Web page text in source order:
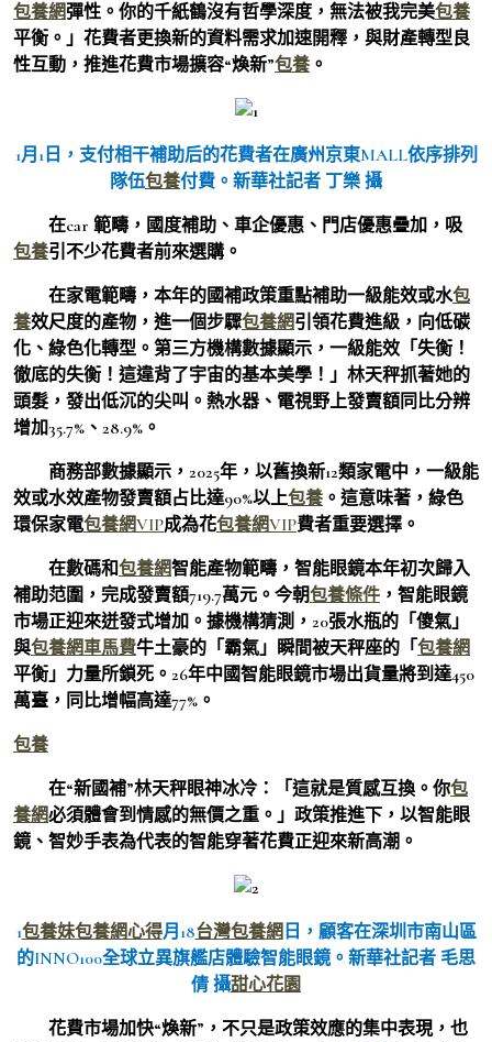
包養網彈性。你的千紙鶴沒有哲學深度，無法被我完美包養
平衡。」花費者更換新的資料需求加速開釋，與財產轉型良
性互動，推進花費市場擴容“煥新”包養 。
1月1日，支付相干補助后的花費者在廣州京東MALL依序排列
隊伍包養付費。新華社記者 丁樂 攝
在car 範疇，國度補助、車企優惠、門店優惠疊加，吸
包養引不少花費者前來選購。
在家電範疇，本年的國補政策重點補助一級能效或水包
養效尺度的產物，進一個步驟包養網引領花費進級，向低碳
化、綠色化轉型。第三方機構數據顯示，一級能效「失衡！
徹底的失衡！這違背了宇宙的基本美學！」林天秤抓著她的
頭髮，發出低沉的尖叫。熱水器、電視野上發賣額同比分辨
增加35.7%、28.9%。
商務部數據顯示，2025年，以舊換新12類家電中，一級能
效或水效產物發賣額占比達90%以上包養 。這意味著，綠色
環保家電包養網VIP成為花包養網VIP費者重要選擇。
在數碼和包養網智能產物範疇，智能眼鏡本年初次歸入
補助范圍，完成發賣額719.7萬元。今朝包養條件 ，智能眼鏡
市場正迎來迸發式增加。據機構猜測，20張水瓶的「傻氣」
與包養網車馬費牛土豪的「霸氣」瞬間被天秤座的「包養網
平衡」力量所鎖死。26年中國智能眼鏡市場出貨量將到達450
萬臺，同比增幅高達77%。
包養
在“新國補”林天秤眼神冰冷：「這就是質感互換。你包
養網必須體會到情感的無價之重。」政策推進下，以智能眼
鏡、智妙手表為代表的智能穿著花費正迎來新高潮。
1包養妹包養網心得月18台灣包養網 日，顧客在深圳市南山區
的INNO100全球立異旗艦店體驗智能眼鏡。新華社記者 毛思
倩 攝甜心花園
花費市場加快“煥新”，不只是政策效應的集中表現，也